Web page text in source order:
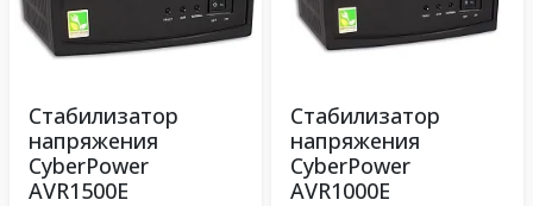
Стабилизатор
напряжения
CyberPower
AVR1500E
Стабилизатор
напряжения
CyberPower
AVR1000E